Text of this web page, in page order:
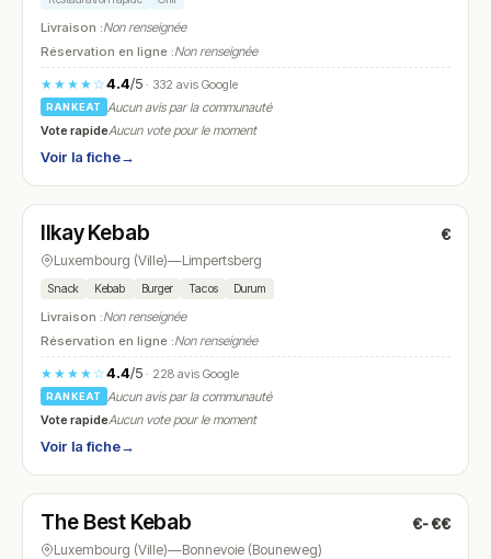
Livraison :Non renseignée
Réservation en ligne :Non renseignée
★★★★☆4.4/5· 332 avis Google
RANKEAT
Aucun avis par la communauté
Vote rapideAucun vote pour le moment
Voir la fiche→
N° 21
Ilkay Kebab €
Luxembourg (Ville)—Limpertsberg
Snack Kebab Burger Tacos Durum
Livraison :Non renseignée
Réservation en ligne :Non renseignée
★★★★☆4.4/5· 228 avis Google
RANKEAT
Aucun avis par la communauté
Vote rapideAucun vote pour le moment
Voir la fiche→
N° 22
The Best Kebab €-€€
Luxembourg (Ville)—Bonnevoie (Bouneweg)